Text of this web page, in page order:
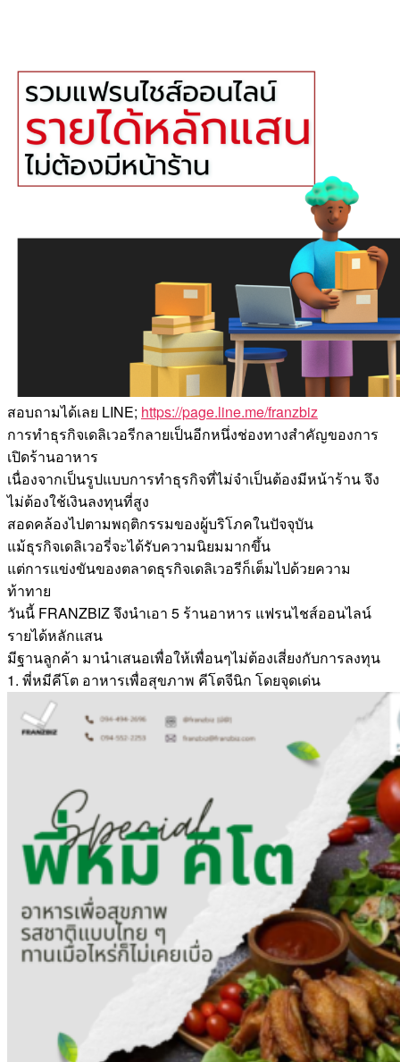
สอบถามได้เลย LINE; https://page.line.me/franzbiz
การทำธุรกิจเดลิเวอรีกลายเป็นอีกหนึ่งช่องทางสำคัญของการ
เปิดร้านอาหาร
เนื่องจากเป็นรูปแบบการทำธุรกิจที่ไม่จำเป็นต้องมีหน้าร้าน จึง
ไม่ต้องใช้เงินลงทุนที่สูง
สอดคล้องไปตามพฤติกรรมของผู้บริโภคในปัจจุบัน
แม้ธุรกิจเดลิเวอรี่จะได้รับความนิยมมากขึ้น
แต่การแข่งขันของตลาดธุรกิจเดลิเวอรีก็เต็มไปด้วยความ
ท้าทาย
วันนี้ FRANZBIZ จึงนำเอา 5 ร้านอาหาร แฟรนไชส์ออนไลน์
รายได้หลักแสน
มีฐานลูกค้า มานำเสนอเพื่อให้เพื่อนๆไม่ต้องเสี่ยงกับการลงทุน
1. พี่หมีคีโต อาหารเพื่อสุขภาพ คีโตจีนิก โดยจุดเด่น